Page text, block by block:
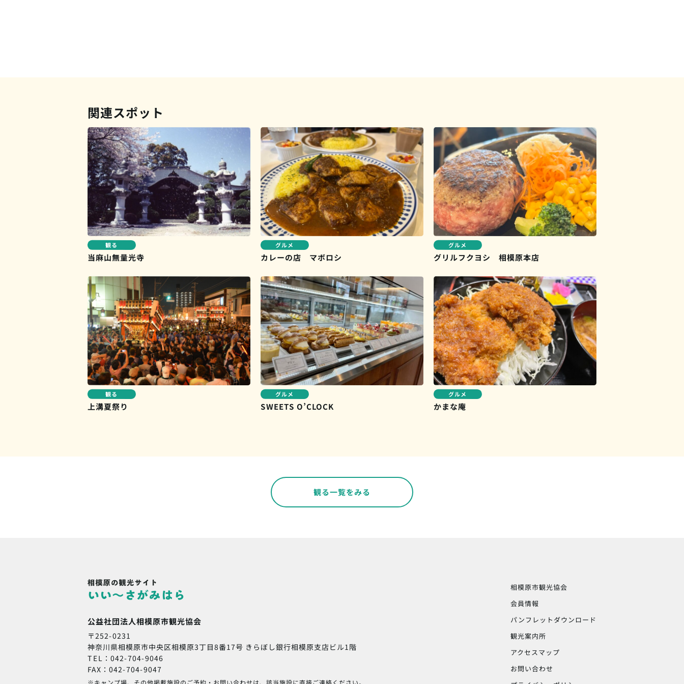
関連スポット
観る
当麻山無量光寺
グルメ
カレーの店 マボロシ
グルメ
グリルフクヨシ 相模原本店
観る
上溝夏祭り
グルメ
SWEETS O’CLOCK
グルメ
かまな庵
観る一覧をみる
公益社団法人相模原市観光協会
〒252-0231
神奈川県相模原市中央区相模原3丁目8番17号 きらぼし銀行相模原支店ビル1階
TEL：042-704-9046
FAX：042-704-9047
※キャンプ場、その他掲載施設のご予約・お問い合わせは、該当施設に直接ご連絡ください。
相模原市観光協会
会員情報
パンフレットダウンロード
観光案内所
アクセスマップ
お問い合わせ